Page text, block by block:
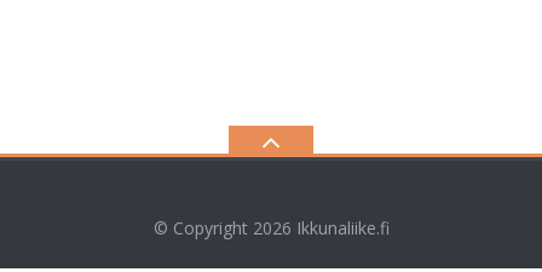
© Copyright 2026 Ikkunaliike.fi